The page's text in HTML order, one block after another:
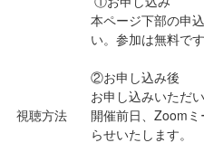
視聴方法
本ページ下部の申
い。参加は無料です
②お申し込み後
お申し込みいただ
開催前日、Zoom
らせいたします。